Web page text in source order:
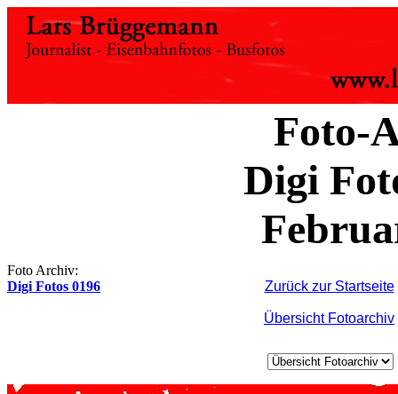
Foto-
Digi
Foto Archiv:
Digi Fotos 0196
Zurück zur Startseite
Übersicht Fotoarchiv